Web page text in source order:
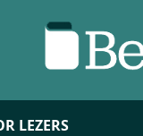
LEZERS